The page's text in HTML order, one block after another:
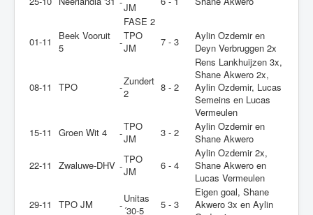
JM
FASE 2
01-11
Beek Vooruit
5
-
TPO
JM
7 - 3
Aylin Ozdemir en
Deyn Verbruggen 2x
08-11 TPO -Zundert
2
8 - 2
Rens Lankhuijzen 3x,
Shane Akwero 2x,
Aylin Ozdemir, Lucas
Semeins en Lucas
Vermeulen
15-11
Groen Wit 4 -
TPO
JM
3 - 2
Aylin Ozdemir en
Shane Akwero
22-11
Zwaluwe-DHV -
TPO
JM
6 - 4
Aylin Ozdemir 2x,
Shane Akwero en
Lucas Vermeulen
29-11
TPO JM -
Unitas
´30-5
5 - 3
Eigen goal, Shane
Akwero 3x en Aylin